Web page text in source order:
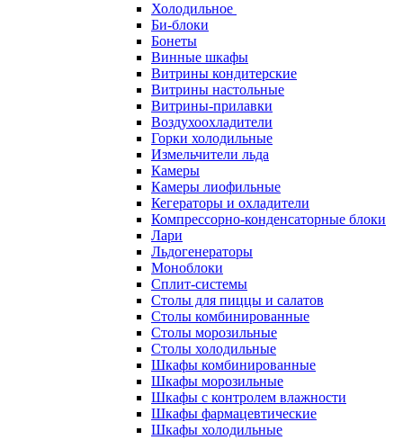
Холодильное
Би-блоки
Бонеты
Винные шкафы
Витрины кондитерские
Витрины настольные
Витрины-прилавки
Воздухоохладители
Горки холодильные
Измельчители льда
Камеры
Камеры лиофильные
Кегераторы и охладители
Компрессорно-конденсаторные блоки
Лари
Льдогенераторы
Моноблоки
Сплит-системы
Столы для пиццы и салатов
Столы комбинированные
Столы морозильные
Столы холодильные
Шкафы комбинированные
Шкафы морозильные
Шкафы с контролем влажности
Шкафы фармацевтические
Шкафы холодильные